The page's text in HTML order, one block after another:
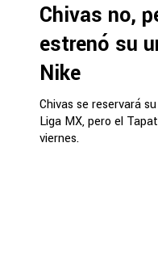
Chivas no,
estrenó su
Nike
Chivas se reservará
Liga MX, pero el
viernes.